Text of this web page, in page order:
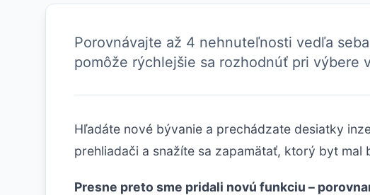
Porovnávajte až 4 nehnuteľnosti vedľa
pomôže rýchlejšie sa rozhodnúť pri výbere
Hľadáte nové bývanie a prechádzate desiatky
prehliadači a snažíte sa zapamätať, ktorý byt mal
Presne preto sme pridali novú funkciu –